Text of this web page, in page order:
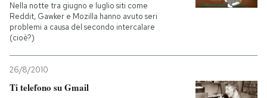
Nella notte tra giugno e luglio siti come
Reddit, Gawker e Mozilla hanno avuto seri
problemi a causa del secondo intercalare
(cioè?)
26/8/2010
Ti telefono su Gmail